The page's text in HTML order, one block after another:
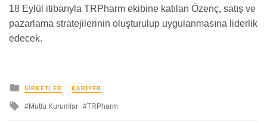
18 Eylül itibarıyla TRPharm ekibine katılan Özenç, satış ve
pazarlama stratejilerinin oluşturulup uygulanmasına liderlik
edecek.
yayınlanan
ŞIRKETLER KARIYER
ileMutlu Kurumlar TRPharm